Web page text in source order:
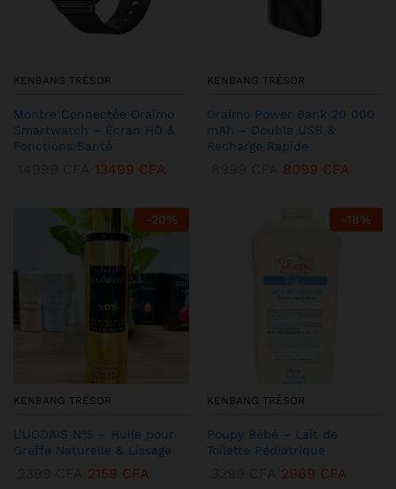
KENBANG TRÉSOR
Montre Connectée Oraimo
Smartwatch – Écran HD &
Fonctions Santé
13499 CFA
KENBANG TRÉSOR
Oraimo Power Bank 20 000
mAh – Double USB &
Recharge Rapide
8099 CFA
-20%
KENBANG TRÉSOR
L’UODAIS N°5 – Huile pour
Greffe Naturelle & Lissage
2159 CFA
-18%
KENBANG TRÉSOR
Poupy Bébé – Lait de
Toilette Pédiatrique
2969 CFA